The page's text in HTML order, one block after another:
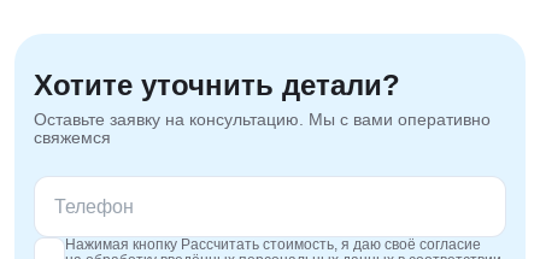
Хотите уточнить детали?
Оставьте заявку на консультацию. Мы с вами оперативно
свяжемся
Нажимая кнопку Рассчитать стоимость, я даю своё согласие